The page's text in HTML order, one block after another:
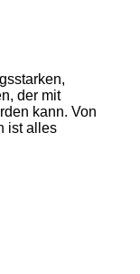
der mit
kann. Von
ist alles